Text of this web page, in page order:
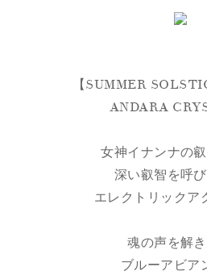
【SUMMER
ANDARA
女神イナンナの
深い叡智を呼
エレクトリックア
魂の声を解
ブルーアビア